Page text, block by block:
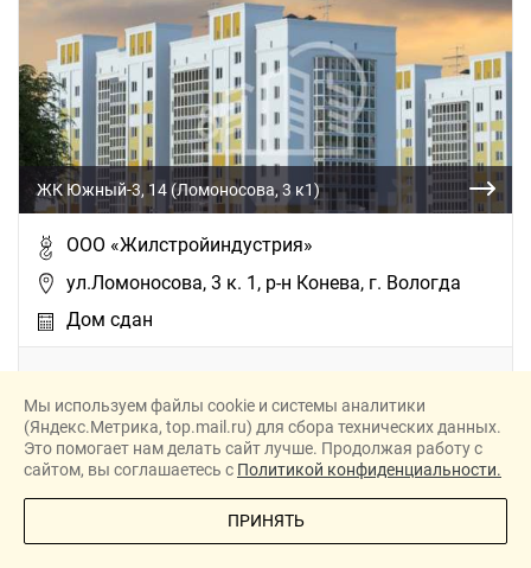
ЖК Южный-3, 14 (Ломоносова, 3 к1)
ООО «Жилстройиндустрия»
ул.Ломоносова, 3 к. 1, р-н Конева, г. Вологда
Дом сдан
ПОЗВОНИТЕ МНЕ
Мы используем файлы cookie и системы аналитики
(Яндекс.Метрика, top.mail.ru) для сбора технических данных.
Это помогает нам делать сайт лучше. Продолжая работу с
сайтом, вы соглашаетесь с Политикой конфиденциальности.
ПРИНЯТЬ